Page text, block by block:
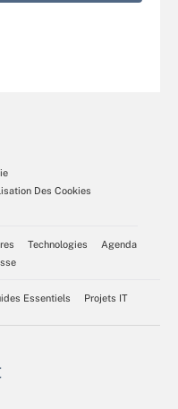
Des Cookies
Technologies
Agenda
Essentiels Projets IT